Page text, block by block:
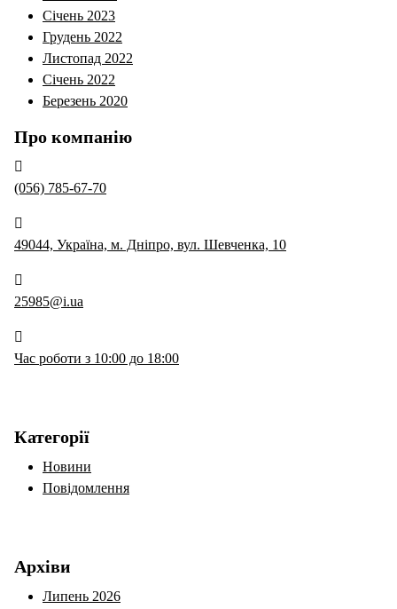
Січень 2023
Грудень 2022
Листопад 2022
Січень 2022
Березень 2020
Про компанію
(056) 785-67-70
49044, Україна, м. Дніпро, вул. Шевченка, 10
25985@i.ua
Час роботи з 10:00 до 18:00
Категорії
Новини
Повідомлення
Архіви
Липень 2026